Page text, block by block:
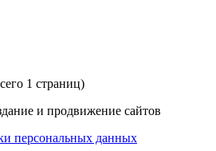
1 страниц)
и продвижение сайтов
персональных данных